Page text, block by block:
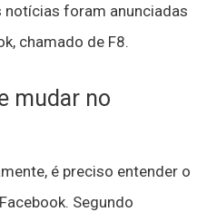
notícias foram anunciadas
chamado de F8.
mudar no
é preciso entender o
Segundo